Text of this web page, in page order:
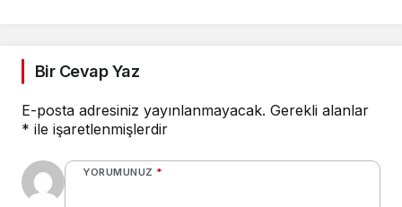
Bir Cevap Yaz
E-posta adresiniz yayınlanmayacak. Gerekli alanlar
* ile işaretlenmişlerdir
YORUMUNUZ *